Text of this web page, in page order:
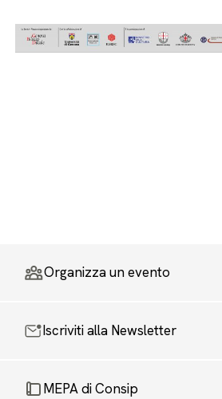
Organizza un evento
Iscriviti alla Newsletter
MEPA di Consip